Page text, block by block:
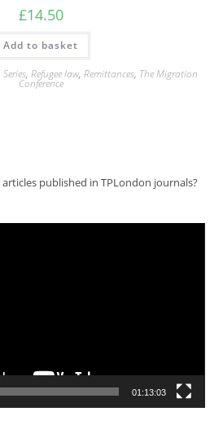
£14.50
Add to basket
, Refugee law, Remittances, The Migration
Conference
published in TPLondon journals?
01:13:03